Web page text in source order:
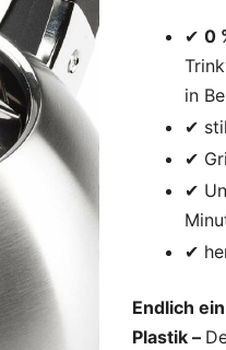
✔ 0
in
✔
✔
✔
✔
Endlich
Plastik –